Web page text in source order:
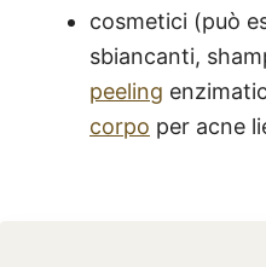
cosmetici (può
sbiancanti,
peeling
corpo per acne